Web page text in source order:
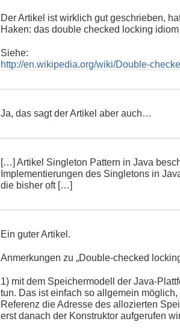
Der Artikel ist wirklich gut geschrieben,
Haken: das double checked locking idiom
Siehe:
http://en.wikipedia.org/wiki/Double-
Ja, das sagt der Artikel aber auch…
[…] Artikel Singleton Pattern in Java
Implementierungen des Singletons in
die bisher oft […]
Ein guter Artikel.
Anmerkungen zu „Double-checked
1) mit dem Speichermodell der Java-
tun. Das ist einfach so allgemein
Referenz die Adresse des allozierten
erst danach der Konstruktor aufgerufen